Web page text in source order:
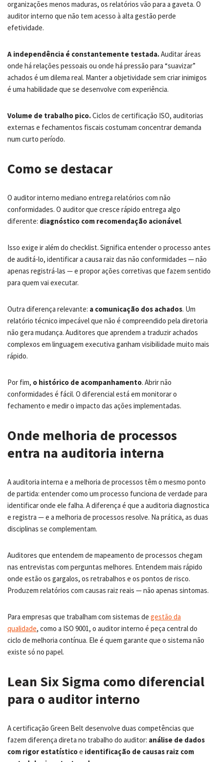
organizações menos maduras, os relatórios vão para a gaveta. O
auditor interno que não tem acesso à alta gestão perde
efetividade.
A independência é constantemente testada.Auditar áreas
onde há relações pessoais ou onde há pressão para “suavizar”
achados é um dilema real. Manter a objetividade sem criar inimigos
é uma habilidade que se desenvolve com experiência.
Volume de trabalho pico.Ciclos de certificação ISO, auditorias
externas e fechamentos fiscais costumam concentrar demanda
num curto período.
Como se destacar
O auditor interno mediano entrega relatórios com não
conformidades. O auditor que cresce rápido entrega algo
diferente: diagnóstico com recomendação acionável.
Isso exige ir além do checklist. Significa entender o processo antes
de auditá-lo, identificar a causa raiz das não conformidades — não
apenas registrá-las — e propor ações corretivas que fazem sentido
para quem vai executar.
Outra diferença relevante: a comunicação dos achados. Um
relatório técnico impecável que não é compreendido pela diretoria
não gera mudança. Auditores que aprendem a traduzir achados
complexos em linguagem executiva ganham visibilidade muito mais
rápido.
Por fim, o histórico de acompanhamento. Abrir não
conformidades é fácil. O diferencial está em monitorar o
fechamento e medir o impacto das ações implementadas.
Onde melhoria de processos
entra na auditoria interna
A auditoria interna e a melhoria de processos têm o mesmo ponto
de partida: entender como um processo funciona de verdade para
identificar onde ele falha. A diferença é que a auditoria diagnostica
e registra — e a melhoria de processos resolve. Na prática, as duas
disciplinas se complementam.
Auditores que entendem de mapeamento de processos chegam
nas entrevistas com perguntas melhores. Entendem mais rápido
onde estão os gargalos, os retrabalhos e os pontos de risco.
Produzem relatórios com causas raiz reais — não apenas sintomas.
Para empresas que trabalham com sistemas de gestão da
qualidade, como a ISO 9001, o auditor interno é peça central do
ciclo de melhoria contínua. Ele é quem garante que o sistema não
existe só no papel.
Lean Six Sigma como diferencial
para o auditor interno
A certificação Green Belt desenvolve duas competências que
fazem diferença direta no trabalho do auditor: análise de dados
com rigor estatísticoe identificação de causas raiz com